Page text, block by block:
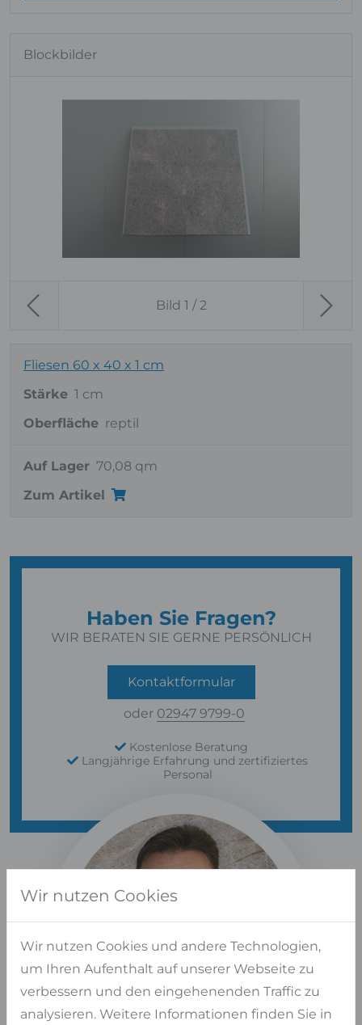
Blockbilder
Previous Bild 1 / 2 Next
Fliesen 60 x 40 x 1 cm
Stärke 1 cm
Oberfläche reptil
Auf Lager 70,08 qm
Zum Artikel
Haben Sie Fragen?
WIR BERATEN SIE GERNE PERSÖNLICH
Kontaktformular
oder 02947 9799-0
Kostenlose Beratung
Langjährige Erfahrung und zertifiziertes
Personal
Wir nutzen Cookies
Wir nutzen Cookies und andere Technologien,
um Ihren Aufenthalt auf unserer Webseite zu
verbessern und den eingehenenden Traffic zu
analysieren. Weitere Informationen finden Sie in